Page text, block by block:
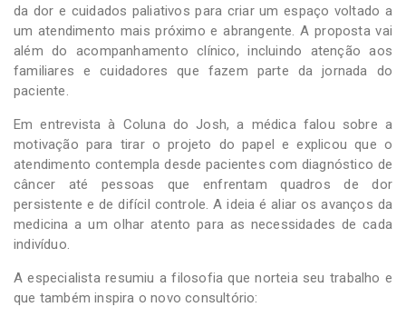
da dor e cuidados paliativos para criar um espaço voltado a
um atendimento mais próximo e abrangente. A proposta vai
além do acompanhamento clínico, incluindo atenção aos
familiares e cuidadores que fazem parte da jornada do
paciente.
Em entrevista à Coluna do Josh, a médica falou sobre a
motivação para tirar o projeto do papel e explicou que o
atendimento contempla desde pacientes com diagnóstico de
câncer até pessoas que enfrentam quadros de dor
persistente e de difícil controle. A ideia é aliar os avanços da
medicina a um olhar atento para as necessidades de cada
indivíduo.
A especialista resumiu a filosofia que norteia seu trabalho e
que também inspira o novo consultório: